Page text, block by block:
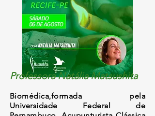
Professora Natália Matsushita
Biomédica,formada pela
Universidade Federal de